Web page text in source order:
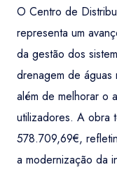
O Centro de
representa um
da gestão dos
drenagem de águas
além de melhorar o
utilizadores. A obra
578.709,69€,
a modernização da